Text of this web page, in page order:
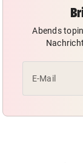
Abends
E-Mail